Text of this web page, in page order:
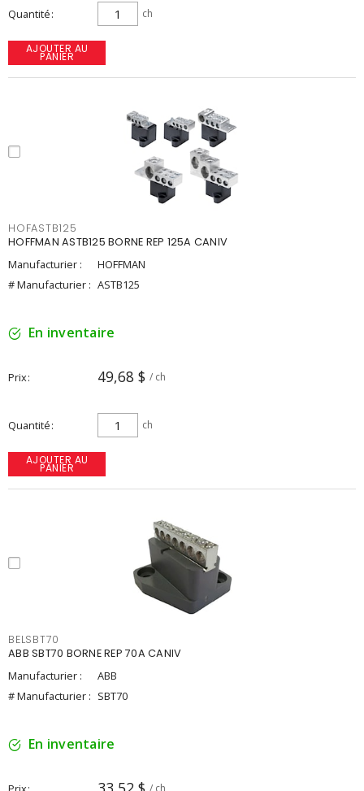
Quantité ch
AJOUTER AU
PANIER
HOFASTB125
HOFFMAN ASTB125 BORNE REP 125A CANIV
Manufacturier :
HOFFMAN
# Manufacturier : ASTB125
En inventaire
Prix 49,68 $ / ch
Quantité ch
AJOUTER AU
PANIER
BELSBT70
ABB SBT70 BORNE REP 70A CANIV
Manufacturier :
ABB
# Manufacturier : SBT70
En inventaire
/ ch